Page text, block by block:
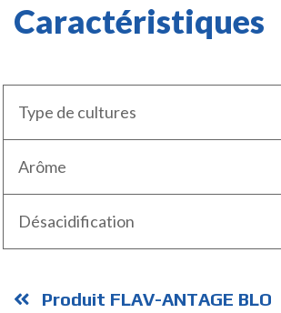
Caractéristiques
Type de cultures
Arôme
Désacidification
Produit FLAV-ANTAGE BLO